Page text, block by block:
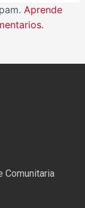
Aprende
Comunitaria